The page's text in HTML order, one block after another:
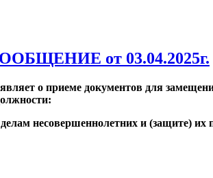
от 03.04.2025г.
о приеме документов для
несовершеннолетних и (защите) их